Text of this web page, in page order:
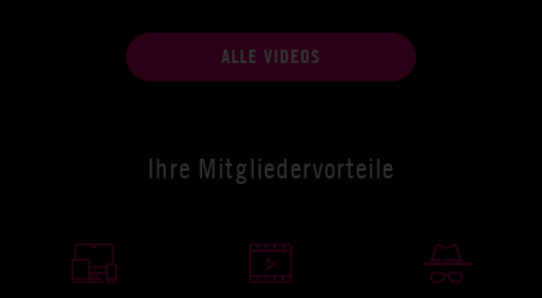
ALLE VIDEOS
Ihre Mitgliedervorteile